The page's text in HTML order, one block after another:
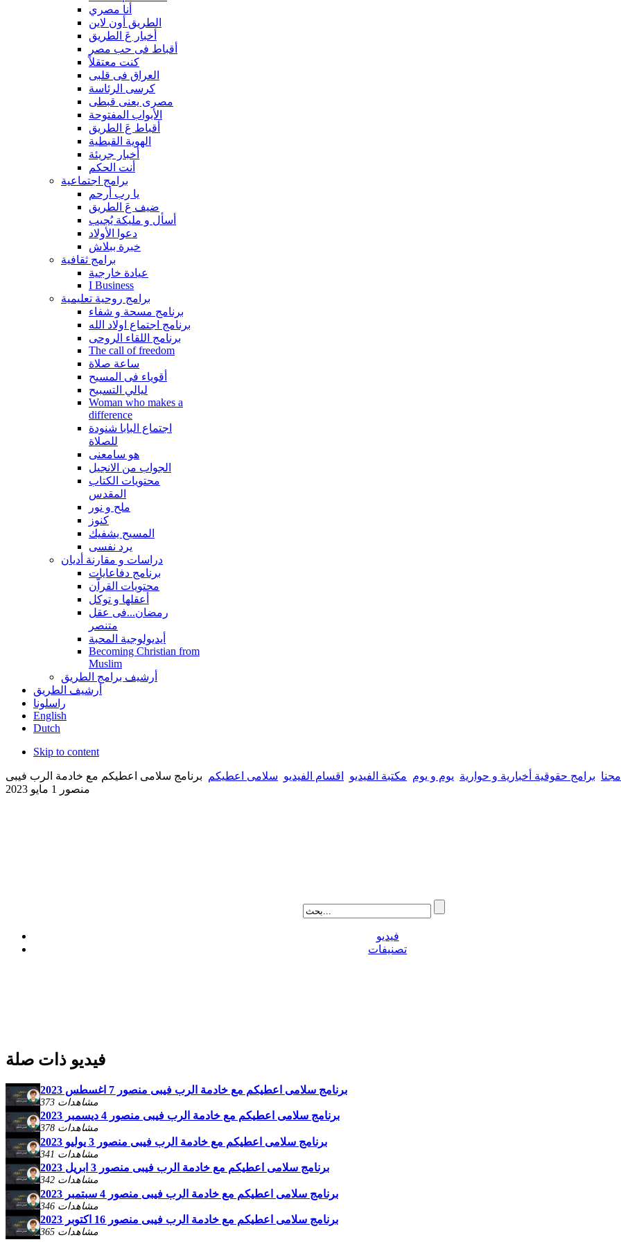
أنا مصري
الطريق أون لاين
أخبار عَ الطريق
أقباط فى حب مصر
كنت معتقلاً
العراق فى قلبى
كرسى الرئاسة
مصرى يعنى قبطى
الأبواب المفتوحة
أقباط عَ الطريق
الهوية القبطية
أخبار جريئة
أنت الحكم
برامج اجتماعية
يا رب أرحم
ضيف عَ الطريق
أسأل و مليكة يُجيب
دعوا الأولاد
خبرة ببلاش
برامج ثقافية
عيادة خارجية
I Business
برامج روحية تعليمية
برنامج مسحة و شفاء
برنامج اجتماع اولاد الله
برنامج اللقاء الروحى
The call of freedom
ساعة صلاة
أقوياء فى المسيح
ليالي التسبيح
Woman who makes a
difference
اجتماع البابا شنودة
للصلاة
هو سامعنى
الجواب من الانجيل
محتويات الكتاب
المقدس
ملح و نور
كنوز
المسيح يشفيك
يرد نفسى
دراسات و مقارنة أديان
برنامج دفاعايات
محتويات القراّن
أعقلها و توكل
رمضان...فى عقل
متنصر
أيديولوجية المحبة
Becoming Christian from
Muslim
أرشيف برامج الطريق
أرشيف الطريق
راسلونا
English
Dutch
Skip to content
برامج حقوقية أخبارية و حوارية يوم و يوم مكتبة الفيديو اقسام الفيديو سلامى اعطيكم
برنامج سلامى اعطيكم مع خادمة الرب فيبى
منصور 1 مايو 2023
فيديو
تصنيفات
فيديو ذات صلة
برنامج سلامى اعطيكم مع خادمة الرب فيبى منصور 7 اغسطس 2023
373 مشاهدات
برنامج سلامى اعطيكم مع خادمة الرب فيبى منصور 4 ديسمبر 2023
378 مشاهدات
برنامج سلامى اعطيكم مع خادمة الرب فيبى منصور 3 يوليو 2023
341 مشاهدات
برنامج سلامى اعطيكم مع خادمة الرب فيبى منصور 3 ابريل 2023
342 مشاهدات
برنامج سلامى اعطيكم مع خادمة الرب فيبى منصور 4 سبتمبر 2023
346 مشاهدات
برنامج سلامى اعطيكم مع خادمة الرب فيبى منصور 16 اكتوبر 2023
365 مشاهدات